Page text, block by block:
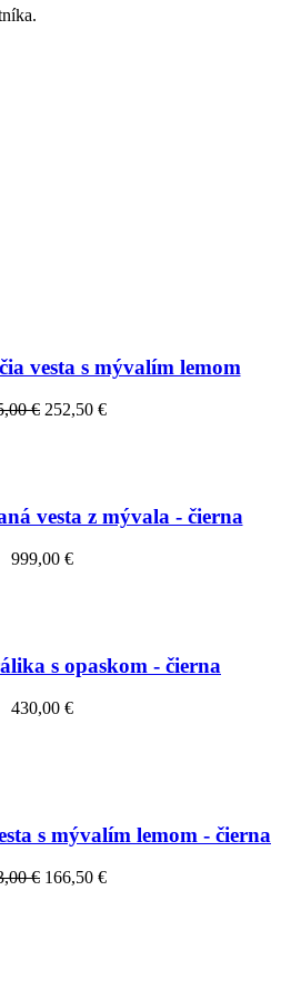
vesta s mývalím lemom
€ 252,50 €
vesta z mývala - čierna
999,00 €
s opaskom - čierna
430,00 €
s mývalím lemom - čierna
€ 166,50 €